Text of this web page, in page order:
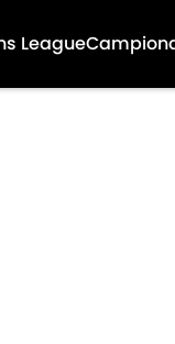
League